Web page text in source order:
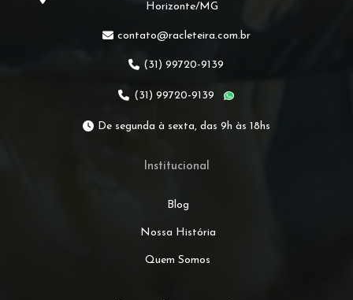
Horizonte/MG
contato@racleteira.com.br
(31) 99720-9139
(31) 99720-9139
De segunda à sexta, das 9h às 18hs
Institucional
Blog
Nossa História
Quem Somos